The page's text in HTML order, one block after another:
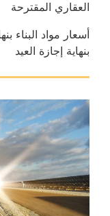
العقاري المقترحة
أسعار مواد البناء
بنهاية إجازة العيد